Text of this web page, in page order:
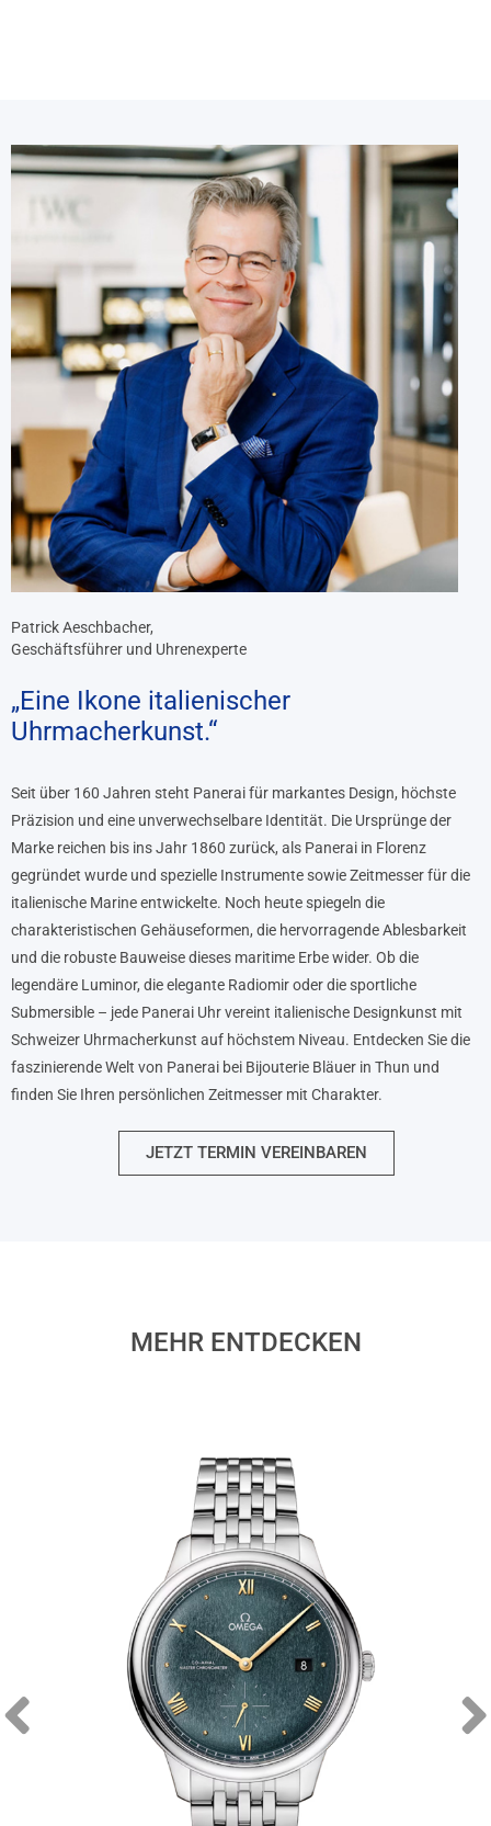
Patrick Aeschbacher,
Geschäftsführer und Uhrenexperte
„Eine Ikone italienischer
Uhrmacherkunst.“
Seit über 160 Jahren steht Panerai für markantes Design, höchste
Präzision und eine unverwechselbare Identität. Die Ursprünge der
Marke reichen bis ins Jahr 1860 zurück, als Panerai in Florenz
gegründet wurde und spezielle Instrumente sowie Zeitmesser für die
italienische Marine entwickelte. Noch heute spiegeln die
charakteristischen Gehäuseformen, die hervorragende Ablesbarkeit
und die robuste Bauweise dieses maritime Erbe wider. Ob die
legendäre Luminor, die elegante Radiomir oder die sportliche
Submersible – jede Panerai Uhr vereint italienische Designkunst mit
Schweizer Uhrmacherkunst auf höchstem Niveau. Entdecken Sie die
faszinierende Welt von Panerai bei Bijouterie Bläuer in Thun und
finden Sie Ihren persönlichen Zeitmesser mit Charakter.
JETZT TERMIN VEREINBAREN
MEHR ENTDECKEN